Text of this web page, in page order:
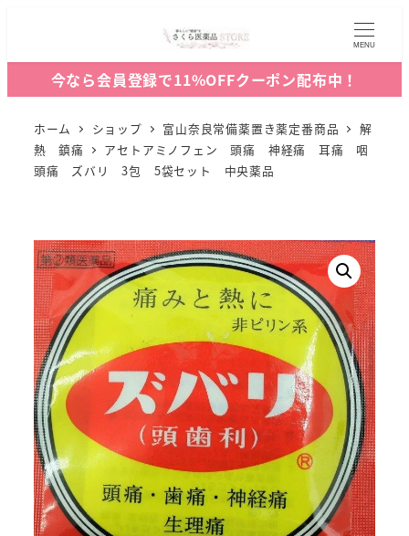
MENU
今なら会員登録で11%OFFクーポン配布中！
ホーム ショップ 富山奈良常備薬置き薬定番商品
解
熱 鎮痛
アセトアミノフェン 頭痛 神経痛 耳痛 咽
頭痛 ズバリ 3包 5袋セット 中央薬品